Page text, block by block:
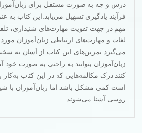
درس و چه به صورت مستقل برای
فرآیند یادگیری تسهیل می‌یابد.این کتاب به
مهم در جهت تقویت مهارت‌های شنیداری،
لغات و مهارت‌های ارتباطی زبان‌آموزان مورد
می‌گیرد.تمرین‌های این کتاب از آسان به
زبان‌آموزان بتوانند به راحتی به صورت خود
کنند.درک مکالمه‌هایی که در این کتاب به‌کار
است کمی مشکل باشد اما زبان‌آموزان با
روسی آشنا می‌شوند.